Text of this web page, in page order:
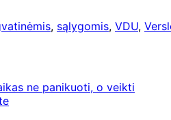
, sąlygomis, VDU,
ne panikuoti, o veikti